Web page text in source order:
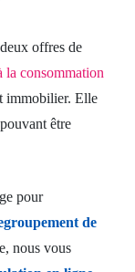
offres de
la consommation
immobilier. Elle
être
pour
de
nous vous